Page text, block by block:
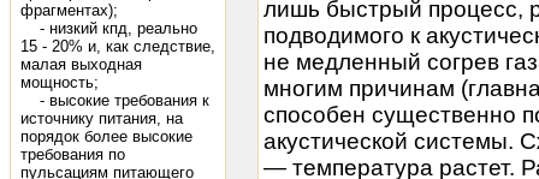
фрагментах);
- низкий кпд, реально
15 - 20% и, как следствие,
малая выходная
мощность;
- высокие требования к
источнику питания, на
порядок более высокие
требования по
пульсациям питающего
лишь быстрый процесс,
подводимого к
не медленный согрев
многим причинам
способен существенно
акустической системы.
— температура растет.